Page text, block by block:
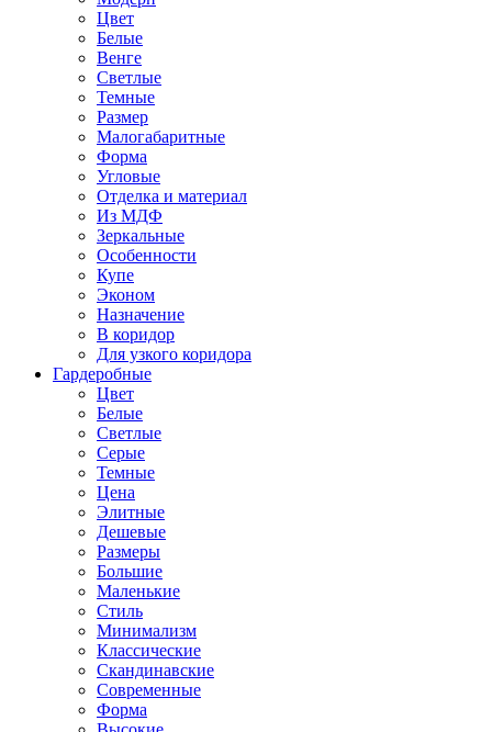
Цвет
Белые
Венге
Светлые
Темные
Размер
Малогабаритные
Форма
Угловые
Отделка и материал
Из МДФ
Зеркальные
Особенности
Купе
Эконом
Назначение
В коридор
Для узкого коридора
Гардеробные
Цвет
Белые
Светлые
Серые
Темные
Цена
Элитные
Дешевые
Размеры
Большие
Маленькие
Стиль
Минимализм
Классические
Скандинавские
Современные
Форма